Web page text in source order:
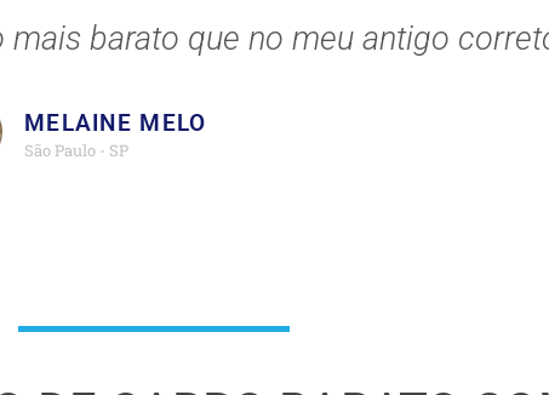
barato que no meu antigo
MELAINE MELO
São Paulo - SP